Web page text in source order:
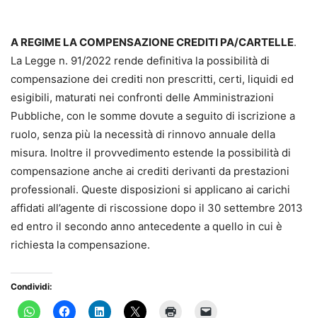
A REGIME LA COMPENSAZIONE CREDITI PA/CARTELLE.
La Legge n. 91/2022 rende definitiva la possibilità di
compensazione dei crediti non prescritti, certi, liquidi ed
esigibili, maturati nei confronti delle Amministrazioni
Pubbliche, con le somme dovute a seguito di iscrizione a
ruolo, senza più la necessità di rinnovo annuale della
misura. Inoltre il provvedimento estende la possibilità di
compensazione anche ai crediti derivanti da prestazioni
professionali. Queste disposizioni si applicano ai carichi
affidati all’agente di riscossione dopo il 30 settembre 2013
ed entro il secondo anno antecedente a quello in cui è
richiesta la compensazione.
Condividi: